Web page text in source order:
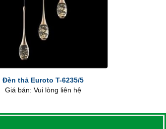
Đèn thả Euroto T-6235/5
Giá bán: Vui lòng liên hệ